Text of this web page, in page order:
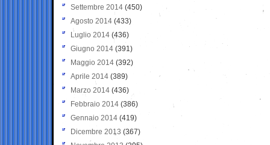
Settembre 2014 (450)
Agosto 2014 (433)
Luglio 2014 (436)
Giugno 2014 (391)
Maggio 2014 (392)
Aprile 2014 (389)
Marzo 2014 (436)
Febbraio 2014 (386)
Gennaio 2014 (419)
Dicembre 2013 (367)